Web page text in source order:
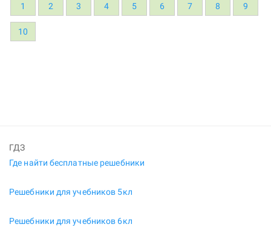
1 2 3 4 5 6 7 8 9
10
ГДЗ
Где найти бесплатные решебники
Решебники для учебников 5кл
Решебники для учебников 6кл